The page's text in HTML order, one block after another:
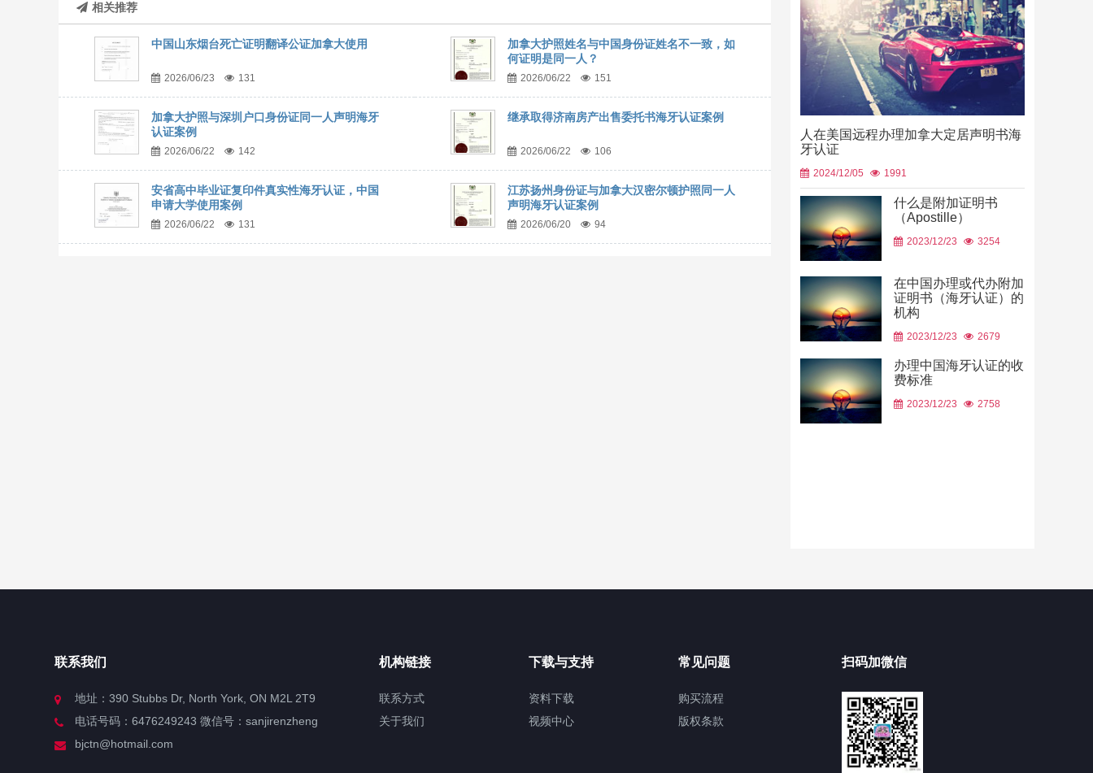
相关推荐
中国山东烟台死亡证明翻译公证加拿大使用
2026/06/23 131
加拿大护照姓名与中国身份证姓名不一致，如
何证明是同一人？
2026/06/22 151
加拿大护照与深圳户口身份证同一人声明海牙
认证案例
2026/06/22 142
继承取得济南房产出售委托书海牙认证案例
2026/06/22 106
安省高中毕业证复印件真实性海牙认证，中国
申请大学使用案例
2026/06/22 131
江苏扬州身份证与加拿大汉密尔顿护照同一人
声明海牙认证案例
2026/06/20 94
人在美国远程办理加拿大定居声明书海
牙认证
2024/12/05 1991
什么是附加证明书
（Apostille）
2023/12/23 3254
在中国办理或代办附加
证明书（海牙认证）的
机构
2023/12/23 2679
办理中国海牙认证的收
费标准
2023/12/23 2758
联系我们
地址：390 Stubbs Dr, North York, ON M2L 2T9
电话号码：6476249243 微信号：sanjirenzheng
bjctn@hotmail.com
机构链接
联系方式
关于我们
下载与支持
资料下载
视频中心
常见问题
购买流程
版权条款
扫码加微信